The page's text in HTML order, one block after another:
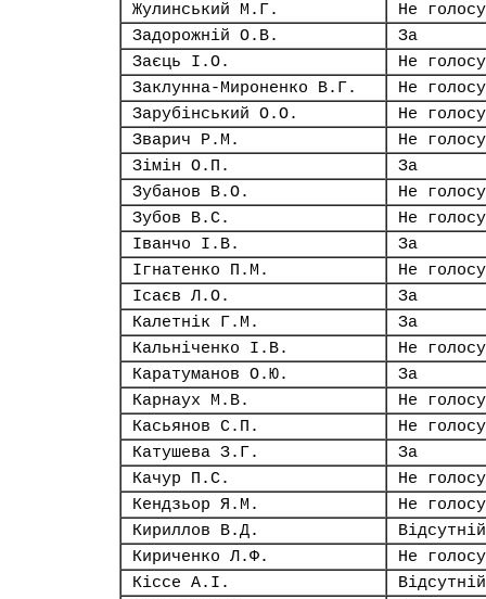
Жулинський М.Г.
Не
Задорожній О.В.
За
Заєць І.О.
Не
Заклунна-Мироненко В.Г.
Не
Зарубінський О.О.
Не
Зварич Р.М.
Не
Зімін О.П.
За
Зубанов В.О.
Не
Зубов В.С.
Не
Іванчо І.В.
За
Ігнатенко П.М.
Не
Ісаєв Л.О.
За
Калетнік Г.М.
За
Кальніченко І.В.
Не
Каратуманов О.Ю.
За
Карнаух М.В.
Не
Касьянов С.П.
Не
Катушева З.Г.
За
Качур П.С.
Не
Кендзьор Я.М.
Не
Кириллов В.Д.
Відсутній
Кириченко Л.Ф.
Не
Кіссе А.І.
Відсутній